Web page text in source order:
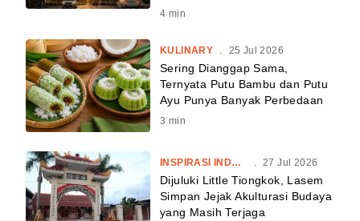
4 min
KULINARY . 25 Jul 2026
Sering Dianggap Sama,
Ternyata Putu Bambu dan Putu
Ayu Punya Banyak Perbedaan
3 min
INSPIRASI INDONESIA . 27 Jul 2026
Dijuluki Little Tiongkok, Lasem
Simpan Jejak Akulturasi Budaya
yang Masih Terjaga